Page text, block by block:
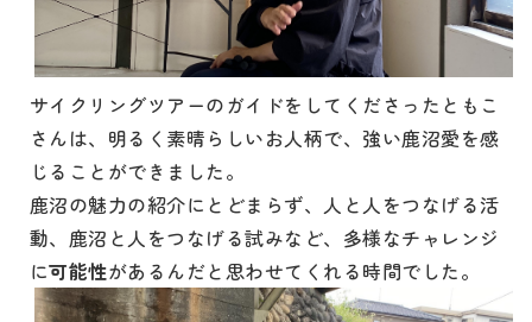
サイクリングツアーのガイドをしてくださったともこ
さんは、明るく素晴らしいお人柄で、強い鹿沼愛を感
じることができました。
鹿沼の魅力の紹介にとどまらず、人と人をつなげる活
動、鹿沼と人をつなげる試みなど、多様なチャレンジ
に可能性があるんだと思わせてくれる時間でした。